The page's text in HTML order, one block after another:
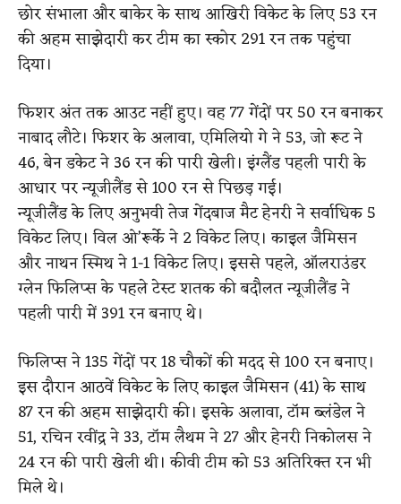
छोर संभाला और बाकेर के साथ आखिरी विकेट के लिए 53 रन
की अहम साझेदारी कर टीम का स्कोर 291 रन तक पहुंचा
दिया।
फिशर अंत तक आउट नहीं हुए। वह 77 गेंदों पर 50 रन बनाकर
नाबाद लौटे। फिशर के अलावा, एमिलियो गे ने 53, जो रूट ने
46, बेन डकेट ने 36 रन की पारी खेली। इंग्लैंड पहली पारी के
आधार पर न्यूजीलैंड से 100 रन से पिछड़ गई।
न्यूजीलैंड के लिए अनुभवी तेज गेंदबाज मैट हेनरी ने सर्वाधिक 5
विकेट लिए। विल ओ’रूर्के ने 2 विकेट लिए। काइल जैमिसन
और नाथन स्मिथ ने 1-1 विकेट लिए। इससे पहले, ऑलराउंडर
ग्लेन फिलिप्स के पहले टेस्ट शतक की बदौलत न्यूजीलैंड ने
पहली पारी में 391 रन बनाए थे।
फिलिप्स ने 135 गेंदों पर 18 चौकों की मदद से 100 रन बनाए।
इस दौरान आठवें विकेट के लिए काइल जैमिसन (41) के साथ
87 रन की अहम साझेदारी की। इसके अलावा, टॉम ब्लंडेल ने
51, रचिन रवींद्र ने 33, टॉम लैथम ने 27 और हेनरी निकोलस ने
24 रन की पारी खेली थी। कीवी टीम को 53 अतिरिक्त रन भी
मिले थे।